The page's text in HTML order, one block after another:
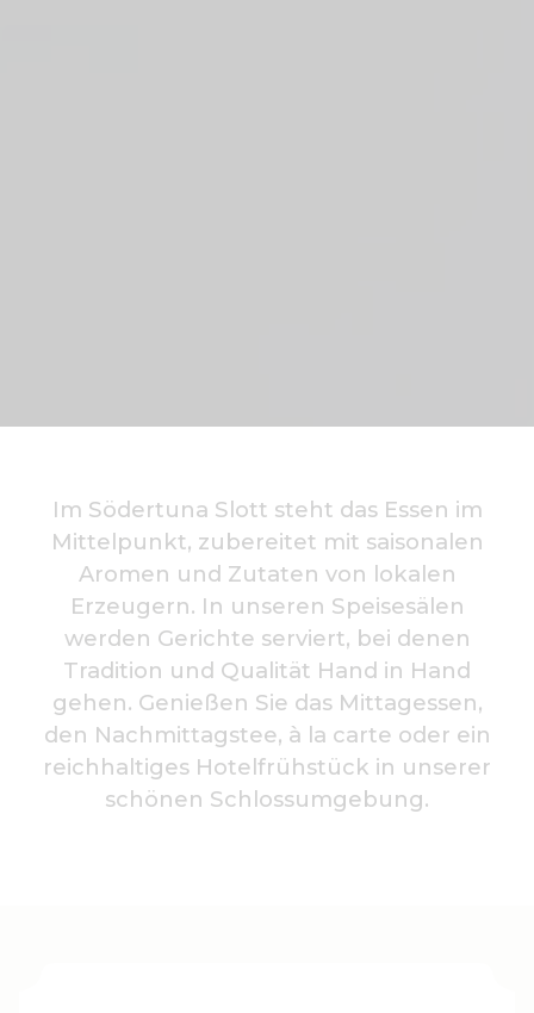
Im Södertuna Slott steht das Essen im
Mittelpunkt, zubereitet mit saisonalen
Aromen und Zutaten von lokalen
Erzeugern. In unseren Speisesälen
werden Gerichte serviert, bei denen
Tradition und Qualität Hand in Hand
gehen. Genießen Sie das Mittagessen,
den Nachmittagstee, à la carte oder ein
reichhaltiges Hotelfrühstück in unserer
schönen Schlossumgebung.